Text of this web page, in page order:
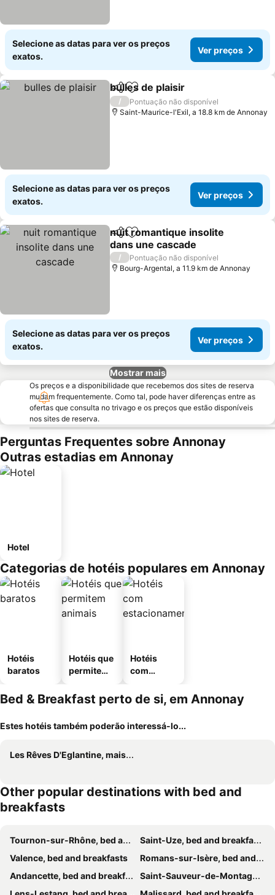
Selecione as datas para ver os preços
exatos.
Ver preços
PartilharAdicionar aos favoritos
bulles de plaisir
/
Pontuação não disponível
Saint-Maurice-l'Exil, a 18.8 km de Annonay
Selecione as datas para ver os preços
exatos.
Ver preços
PartilharAdicionar aos favoritos
nuit romantique insolite
dans une cascade
Ver preços
/
Pontuação não disponível
Bourg-Argental, a 11.9 km de Annonay
Selecione as datas para ver os preços
exatos.
Ver preços
Mostrar mais
Os preços e a disponibilidade que recebemos dos sites de reserva
mudam frequentemente. Como tal, pode haver diferenças entre as
ofertas que consulta no trivago e os preços que estão disponíveis
nos sites de reserva.
Perguntas Frequentes sobre Annonay
Outras estadias em Annonay
Hotel
Categorias de hotéis populares em Annonay
Hotéis
baratos
Hotéis que
permitem
Hotéis
com
mento
Bed & Breakfast perto de si, em Annonay
Estes hotéis também poderão interessá-lo...
Les Rêves D'Eglantine, maison d'hôtes
Other popular destinations with bed and
breakfasts
Tournon-sur-Rhône, bed and breakfasts
Saint-Uze, bed and breakfasts
Valence, bed and breakfasts
Romans-sur-Isère, bed and breakfasts
Andancette, bed and breakfasts
Saint-Sauveur-de-Montagut, bed and breakfasts